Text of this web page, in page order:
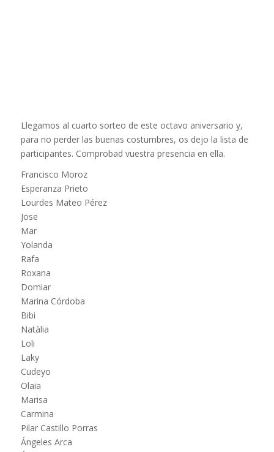
Llegamos al cuarto sorteo de este octavo aniversario y,
para no perder las buenas costumbres, os dejo la lista de
participantes. Comprobad vuestra presencia en ella.
Francisco Moroz
Esperanza Prieto
Lourdes Mateo Pérez
Jose
Mar
Yolanda
Rafa
Roxana
Domiar
Marina Córdoba
Bibi
Natàlia
Loli
Laky
Cudeyo
Olaia
Marisa
Carmina
Pilar Castillo Porras
Ángeles Arca